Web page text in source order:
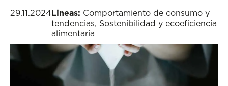
29.11.2024Lineas: Comportamiento de consumo y
tendencias, Sostenibilidad y ecoeficiencia
alimentaria